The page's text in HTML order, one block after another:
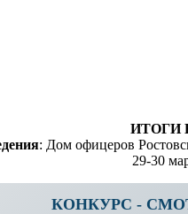
ИТОГИ
: Дом офицеров
29-30
КОНКУРС -